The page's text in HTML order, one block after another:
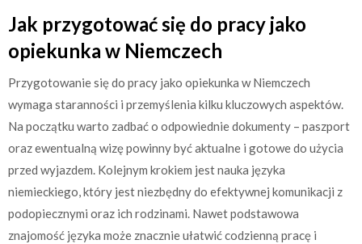
Jak przygotować się do pracy jako
opiekunka w Niemczech
Przygotowanie się do pracy jako opiekunka w Niemczech
wymaga staranności i przemyślenia kilku kluczowych aspektów.
Na początku warto zadbać o odpowiednie dokumenty – paszport
oraz ewentualną wizę powinny być aktualne i gotowe do użycia
przed wyjazdem. Kolejnym krokiem jest nauka języka
niemieckiego, który jest niezbędny do efektywnej komunikacji z
podopiecznymi oraz ich rodzinami. Nawet podstawowa
znajomość języka może znacznie ułatwić codzienną pracę i